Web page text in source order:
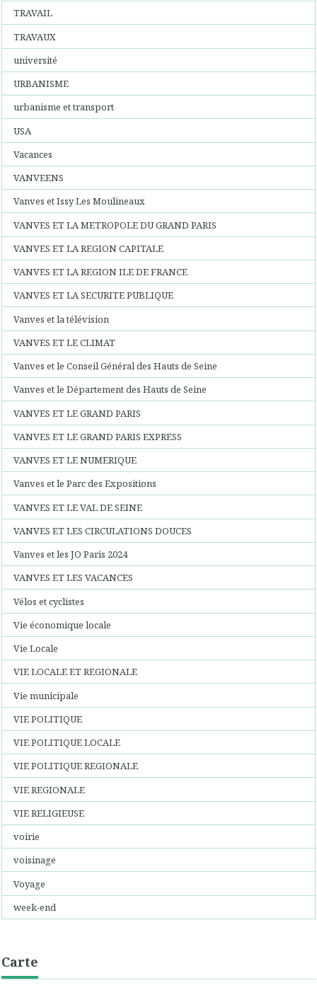
TRAVAIL
TRAVAUX
université
URBANISME
urbanisme et transport
USA
Vacances
VANVEENS
Vanves et Issy Les Moulineaux
VANVES ET LA METROPOLE DU GRAND PARIS
VANVES ET LA REGION CAPITALE
VANVES ET LA REGION ILE DE FRANCE
VANVES ET LA SECURITE PUBLIQUE
Vanves et la télévision
VANVES ET LE CLIMAT
Vanves et le Conseil Général des Hauts de Seine
Vanves et le Département des Hauts de Seine
VANVES ET LE GRAND PARIS
VANVES ET LE GRAND PARIS EXPRESS
VANVES ET LE NUMERIQUE
Vanves et le Parc des Expositions
VANVES ET LE VAL DE SEINE
VANVES ET LES CIRCULATIONS DOUCES
Vanves et les JO Paris 2024
VANVES ET LES VACANCES
Vélos et cyclistes
Vie économique locale
Vie Locale
VIE LOCALE ET REGIONALE
Vie municipale
VIE POLITIQUE
VIE POLITIQUE LOCALE
VIE POLITIQUE REGIONALE
VIE REGIONALE
VIE RELIGIEUSE
voirie
voisinage
Voyage
week-end
Carte